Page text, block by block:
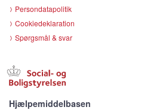
Persondatapolitik
Cookiedeklaration
Spørgsmål & svar
Hjælpemiddelbasen